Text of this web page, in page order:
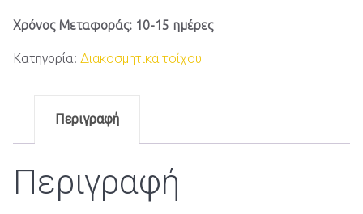
Χρόνος Μεταφοράς: 10-15 ημέρες
Κατηγορία: Διακοσμητικά τοίχου
Περιγραφή
Περιγραφή